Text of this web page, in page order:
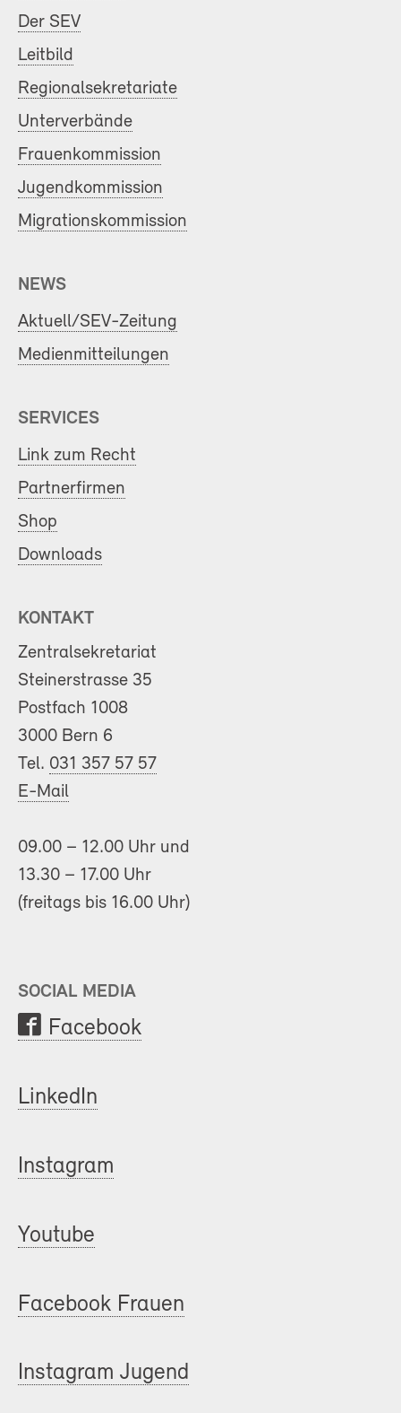
Der SEV
Leitbild
Regionalsekretariate
Unterverbände
Frauenkommission
Jugendkommission
Migrationskommission
NEWS
Aktuell/SEV-Zeitung
Medienmitteilungen
SERVICES
Link zum Recht
Partnerfirmen
Shop
Downloads
KONTAKT
Zentralsekretariat
Steinerstrasse 35
Postfach 1008
3000 Bern 6
Tel. 031 357 57 57
E-Mail
09.00 – 12.00 Uhr und
13.30 – 17.00 Uhr
(freitags bis 16.00 Uhr)
SOCIAL MEDIA
Facebook
LinkedIn
Instagram
Youtube
Facebook Frauen
Instagram Jugend